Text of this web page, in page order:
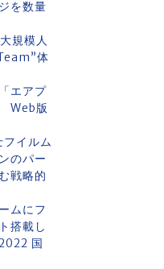
を数量
規模人
体
エアプ
Web版
イルム
のパー
戦略的
ムにフ
搭載し
国